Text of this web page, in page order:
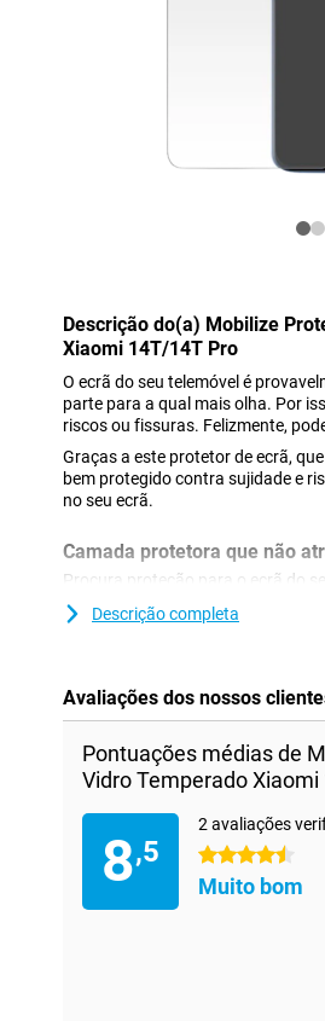
Descrição do(a) Mobilize
Xiaomi 14T/14T Pro
O ecrã do seu telemóvel é
parte para a qual mais olha. Por
riscos ou fissuras. Felizmente,
Graças a este protetor de ecrã,
bem protegido contra sujidade e
no seu ecrã.
Camada protetora que não
Procura proteção para o ecrã do
transparente é uma boa opção. A
sujidade, pó e objectos afiados.
Descrição completa
Avaliações dos nossos
Pontuações médias de
Vidro Temperado
8,5
2 avaliações
4.5 estrelas
Muito bom